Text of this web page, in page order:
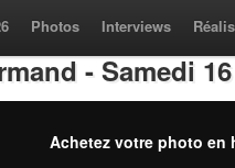
Photos Interviews
- Samedi
Achetez votre photo en